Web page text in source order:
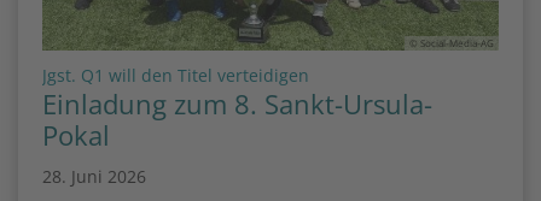
© Social-Media-AG
Jgst. Q1 will den Titel verteidigen
Einladung zum 8. Sankt-Ursula-
Pokal
28. Juni 2026